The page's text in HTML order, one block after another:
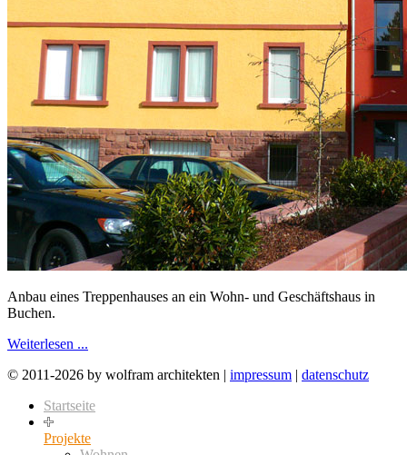
Anbau eines Treppenhauses an ein Wohn- und Geschäftshaus in
Buchen.
Weiterlesen ...
© 2011-2026 by wolfram architekten | impressum | datenschutz
Startseite
Projekte